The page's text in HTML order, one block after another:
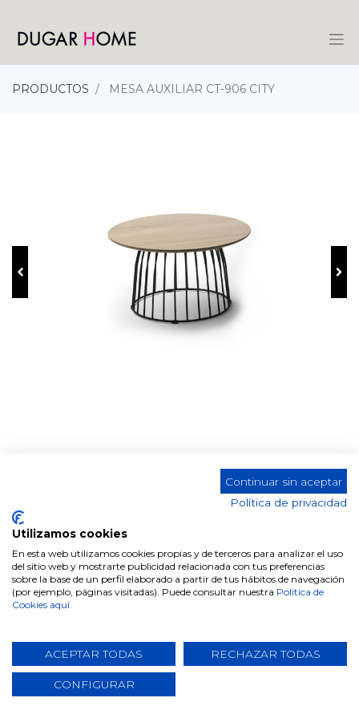
PRODUCTOS MESA AUXILIAR CT-906 CITY
MESA AUXILIAR CT-906 CITY
Medidas DH
60X35 50X40
Continuar sin aceptar
Política de privacidad
Utilizamos cookies
En esta web utilizamos cookies propias y de terceros para analizar el uso
del sitio web y mostrarte publicidad relacionada con tus preferencias
sobre la base de un perfil elaborado a partir de tus hábitos de navegación
(por ejemplo, páginas visitadas). Puede consultar nuestra Política de
Cookies aquí.
ACEPTAR TODAS RECHAZAR TODAS
CONFIGURAR